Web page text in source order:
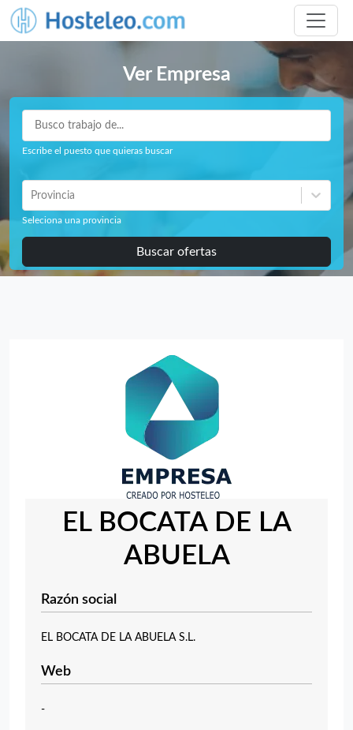
Ver Empresa
Escribe el puesto que quieras buscar
Provincia
Seleciona una provincia
Buscar ofertas
EL BOCATA DE LA
ABUELA
Razón social
EL BOCATA DE LA ABUELA S.L.
Web
-